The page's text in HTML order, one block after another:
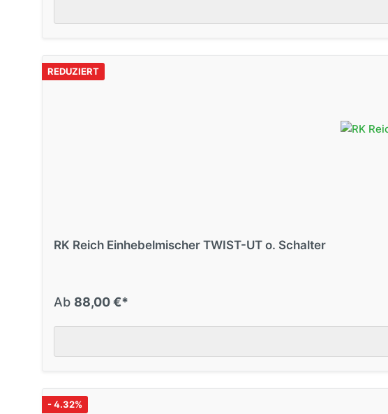
REDUZIERT
RK Reich Einhebelmischer TWIST-UT o. Schalter
Ab 88,00 €*
- 4.32%